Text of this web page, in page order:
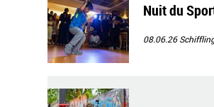
Nuit du
08.06.26